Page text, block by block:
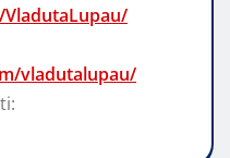
vladutalupau/